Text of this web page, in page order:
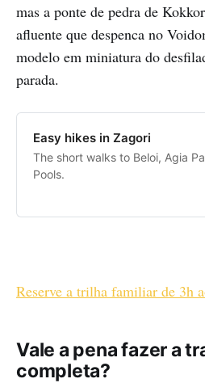
mas a ponte de pedra de
afluente que despenca no
modelo em miniatura do
parada.
Easy hikes in Zagori
The short walks to Beloi, Agia
Pools.
Reserve a trilha familiar de 3h
Vale a pena fazer a
completa?